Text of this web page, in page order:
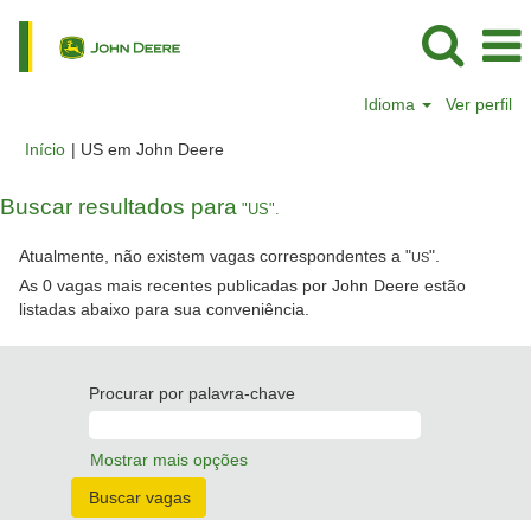
Idioma Ver perfil
Início | US em John Deere(página
Buscar resultados para "US".
Atualmente, não existem vagas correspondentes a "US".
As 0 vagas mais recentes publicadas por John Deere estão
listadas abaixo para sua conveniência.
Procurar por palavra-chave
Mostrar mais opções